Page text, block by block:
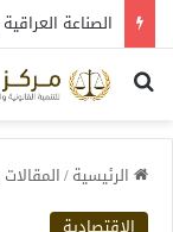
بحث عن
الرئيسية/